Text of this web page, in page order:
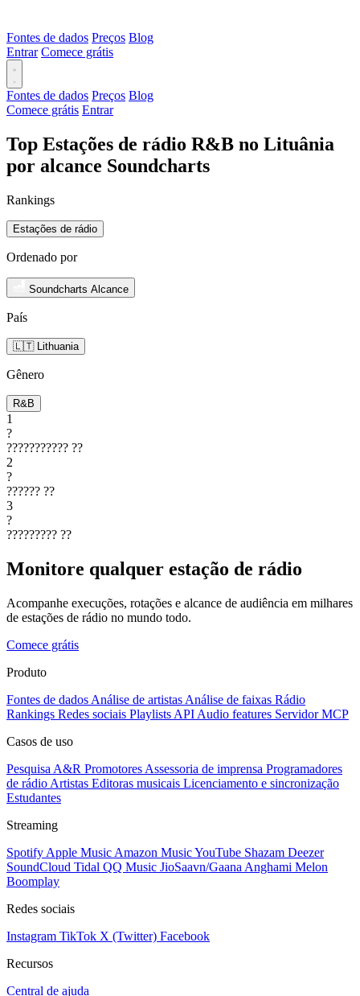
Fontes de dados Preços Blog
Entrar Comece grátis
Fontes de dados Preços Blog
Comece grátis Entrar
Top Estações de rádio R&B no Lituânia
por alcance Soundcharts
Rankings
Estações de rádio
Ordenado por
Soundcharts Alcance
País
🇱🇹 Lithuania
Gênero
R&B
1
?
??????????? ??
2
?
?????? ??
3
?
????????? ??
Monitore qualquer estação de rádio
Acompanhe execuções, rotações e alcance de audiência em milhares
de estações de rádio no mundo todo.
Comece grátis
Produto
Fontes de dados Análise de artistas Análise de faixas Rádio
Rankings Redes sociais Playlists API Audio features Servidor MCP
Casos de uso
Pesquisa A&R Promotores Assessoria de imprensa Programadores
de rádio Artistas Editoras musicais Licenciamento e sincronização
Estudantes
Streaming
Spotify Apple Music Amazon MusicYouTube Shazam Deezer
SoundCloud Tidal QQ Music JioSaavn/Gaana Anghami Melon
Boomplay
Redes sociais
Instagram TikTok X (Twitter) Facebook
Recursos
Central de ajuda